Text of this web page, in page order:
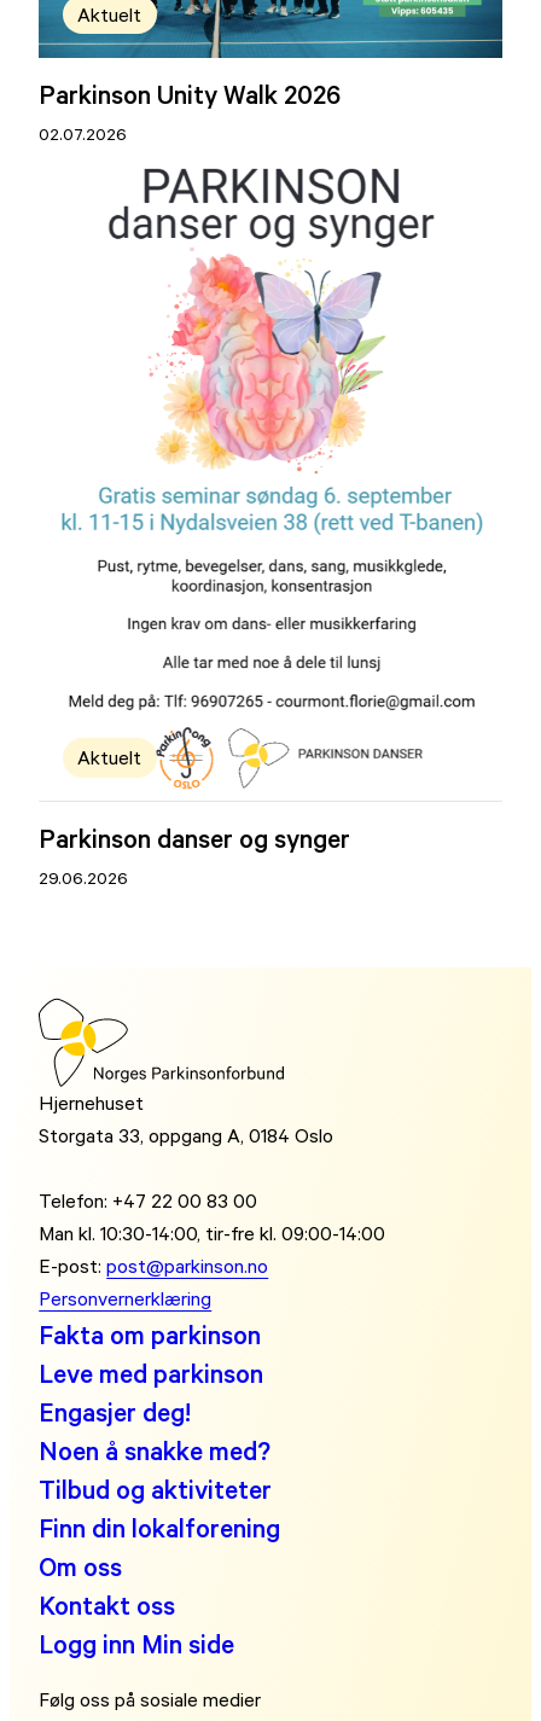
Aktuelt
Parkinson Unity Walk 2026
02.07.2026
Aktuelt
Parkinson danser og synger
29.06.2026
Hjernehuset
Storgata 33, oppgang A, 0184 Oslo
Telefon: +47 22 00 83 00
Man kl. 10:30-14:00, tir-fre kl. 09:00-14:00
E-post:post@parkinson.no
Personvernerklæring
Fakta om parkinson
Leve med parkinson
Engasjer deg!
Noen å snakke med?
Tilbud og aktiviteter
Finn din lokalforening
Om oss
Kontakt oss
Logg inn Min side
Følg oss på sosiale medier